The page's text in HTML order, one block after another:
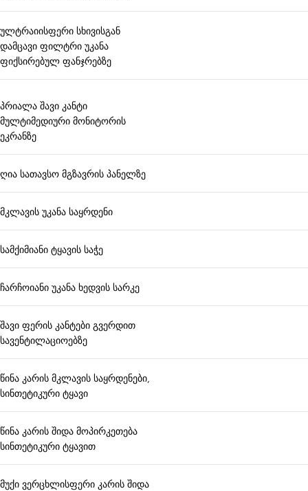
ულტრაიისფერი სხივისგან
დამცავი ფილტრი უკანა
ფიქსირებულ ფანჯრებზე
პრიალა შავი კანტი
მულტიმედიური მონიტორის
ეკრანზე
ღია სათავსო მგზავრის პანელზე
მკლავის უკანა საყრდენი
სამქიმიანი ტყავის საჭე
ჩარჩოიანი უკანა ხედვის სარკე
შავი ფერის კანტები გვერდით
სავენტილაციოებზე
წინა კარის მკლავის საყრდენები,
სინთეტიკური ტყავი
წინა კარის შიდა მოპირკეთება
სინთეტიკური ტყავით
მუქი ვერცხლისფერი კარის შიდა